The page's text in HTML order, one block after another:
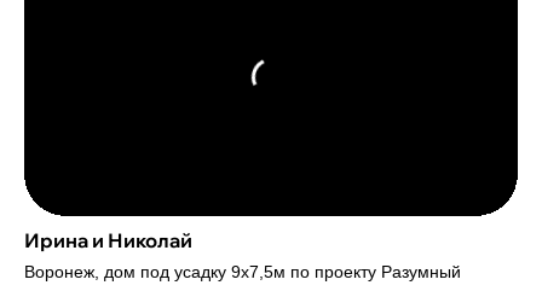
Ирина и Николай
Воронеж, дом под усадку 9х7,5м по проекту Разумный